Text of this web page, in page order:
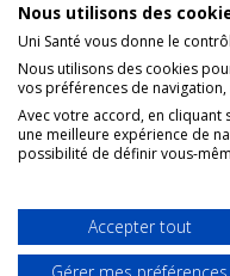
Nous utilisons des
Uni Santé vous donne le
Nous utilisons des cookies
vos préférences de
Avec votre accord, en
une meilleure expérience de
possibilité de définir vous-
Accepter tout
Liens
Conditions d’utilisation
Contact NL
Mentions Légales